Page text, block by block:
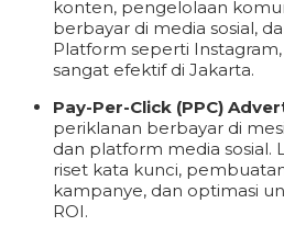
konten, pengelolaan
berbayar di media sosial,
Platform seperti
sangat efektif di Jakarta.
Pay-Per-Click (PPC)
periklanan berbayar di
dan platform media sosial.
riset kata kunci,
kampanye, dan optimasi
ROI.